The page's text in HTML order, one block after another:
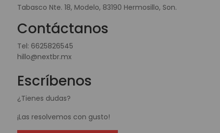
Tabasco Nte. 18, Modelo, 83190 Hermosillo, Son.
Contáctanos
Tel: 6625826545
hillo@nextbr.mx
Escríbenos
¿Tienes dudas?
¡Las resolvemos con gusto!